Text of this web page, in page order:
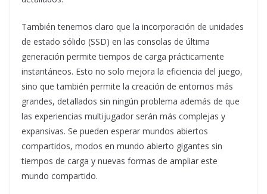
También tenemos claro que la incorporación de unidades
de estado sólido (SSD) en las consolas de última
generación permite tiempos de carga prácticamente
instantáneos. Esto no solo mejora la eficiencia del juego,
sino que también permite la creación de entornos más
grandes, detallados sin ningún problema además de que
las experiencias multijugador serán más complejas y
expansivas. Se pueden esperar mundos abiertos
compartidos, modos en mundo abierto gigantes sin
tiempos de carga y nuevas formas de ampliar este
mundo compartido.